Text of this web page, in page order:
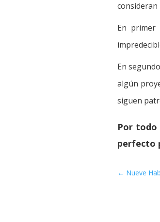
consideran
En primer
En
algún
siguen
Por todo
perfecto
← Nueve